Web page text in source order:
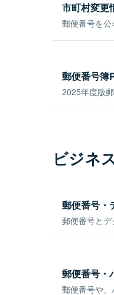
市町村変更
郵便番号を公
郵便番号簿
2025年度版
ビジネ
郵便番号・
郵便番号とデ
郵便番号・
郵便番号や、